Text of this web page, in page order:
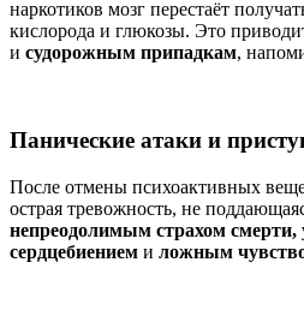
наркотиков мозг перестаёт
кислорода и глюкозы. Это
и судорожным припадкам,
Панические атаки и
После отмены психоактивных
острая тревожность, не
непреодолимым страхом
сердцебиением и ложным